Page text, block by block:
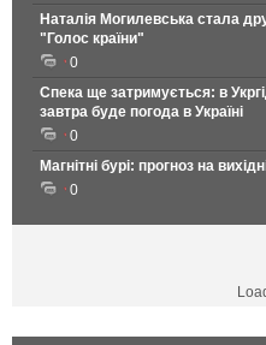
Наталія Могилевська стала
"Голос країни"
0
Спека ще затримується: в
завтра буде погода в Україні
0
Магнітні бурі: прогноз на
0